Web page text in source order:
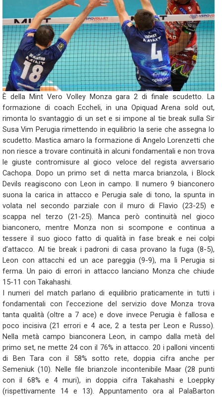
È della Mint Vero Volley Monza gara 2 di finale scudetto. La
formazione di coach Eccheli, in una Opiquad Arena sold out,
rimonta lo svantaggio di un set e si impone al tie break sulla Sir
Susa Vim Perugia rimettendo in equilibrio la serie che assegna lo
scudetto. Mastica amaro la formazione di Angelo Lorenzetti che
non riesce a trovare continuità in alcuni fondamentali e non trova
le giuste contromisure al gioco veloce del regista avversario
Cachopa. Dopo un primo set di netta marca brianzola, i Block
Devils reagiscono con Leon in campo. Il numero 9 bianconero
suona la carica in attacco e Perugia sale di tono, la spunta in
volata nel secondo parziale con il muro di Flavio (23-25) e
scappa nel terzo (21-25). Manca però continuità nel gioco
bianconero, mentre Monza non si scompone e continua a
tessere il suo gioco fatto di qualità in fase break e nei colpi
d’attacco. Al tie break i padroni di casa provano la fuga (8-5),
Leon con attacchi ed un ace pareggia (9-9), ma lì Perugia si
ferma. Un paio di errori in attacco lanciano Monza che chiude
15-11 con Takahashi.
I numeri del match parlano di equilibrio praticamente in tutti i
fondamentali con l’eccezione del servizio dove Monza trova
tanta qualità (oltre a 7 ace) e dove invece Perugia è fallosa e
poco incisiva (21 errori e 4 ace, 2 a testa per Leon e Russo).
Nella metà campo bianconera Leon, in campo dalla metà del
primo set, ne mette 24 con il 76% in attacco. 20 i palloni vincenti
di Ben Tara con il 58% sotto rete, doppia cifra anche per
Semeniuk (10). Nelle file brianzole incontenibile Maar (28 punti
con il 68% e 4 muri), in doppia cifra Takahashi e Loeppky
(rispettivamente 14 e 13). Appuntamento ora al PalaBarton